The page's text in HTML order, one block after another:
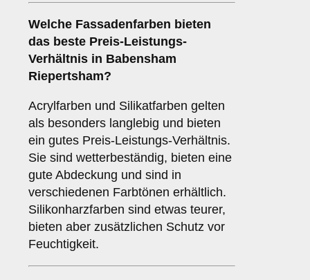
Welche Fassadenfarben bieten
das beste Preis-Leistungs-
Verhältnis in Babensham
Riepertsham?
Acrylfarben und Silikatfarben gelten
als besonders langlebig und bieten
ein gutes Preis-Leistungs-Verhältnis.
Sie sind wetterbeständig, bieten eine
gute Abdeckung und sind in
verschiedenen Farbtönen erhältlich.
Silikonharzfarben sind etwas teurer,
bieten aber zusätzlichen Schutz vor
Feuchtigkeit.